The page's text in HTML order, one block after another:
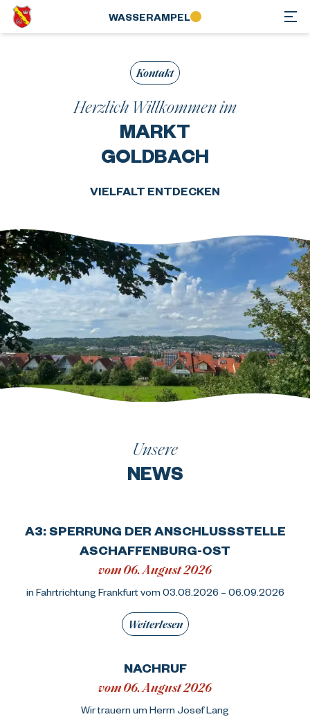
WASSER­AMPEL
Kontakt
Herzlich Willkommen im
MARKT
GOLDBACH
VIELFALT ENTDECKEN
Unsere
NEWS
A3: SPERRUNG DER ANSCHLUSSSTELLE
ASCHAFFENBURG-OST
vom 06. August 2026
in Fahrtrichtung Frankfurt vom 03.08.2026 – 06.09.2026
Weiterlesen
NACHRUF
vom 06. August 2026
Wir trauern um Herrn Josef Lang